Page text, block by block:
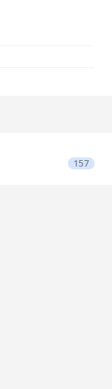
157